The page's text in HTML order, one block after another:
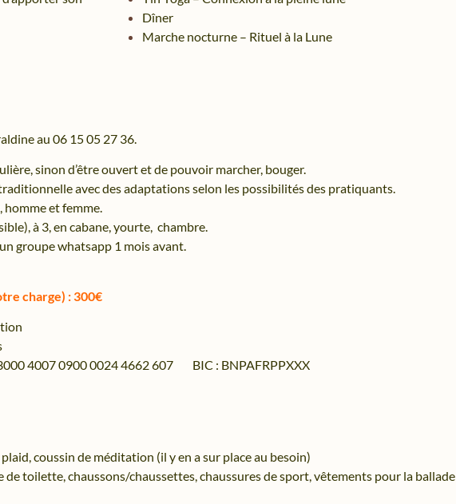
Dîner
Marche nocturne – Rituel à la Lune
au 06 15 05 27 36.
sinon d’être ouvert et de pouvoir marcher, bouger.
avec des adaptations selon les possibilités des pratiquants.
homme et femme.
à 3, en cabane, yourte, chambre.
groupe whatsapp 1 mois avant.
charge) : 300€
4007 0900 0024 4662 607 BIC : BNPAFRPPXXX
coussin de méditation (il y en a sur place au besoin)
de toilette, chaussons/chaussettes, chaussures de sport, vêtements pour la ballade